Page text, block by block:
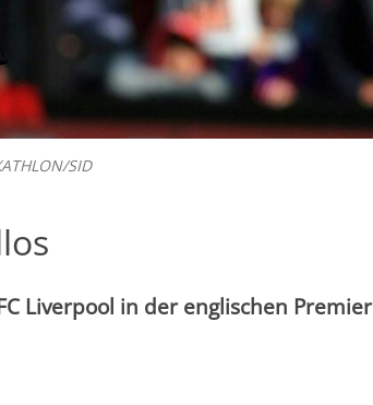
SID
Liverpool in der englischen Premier